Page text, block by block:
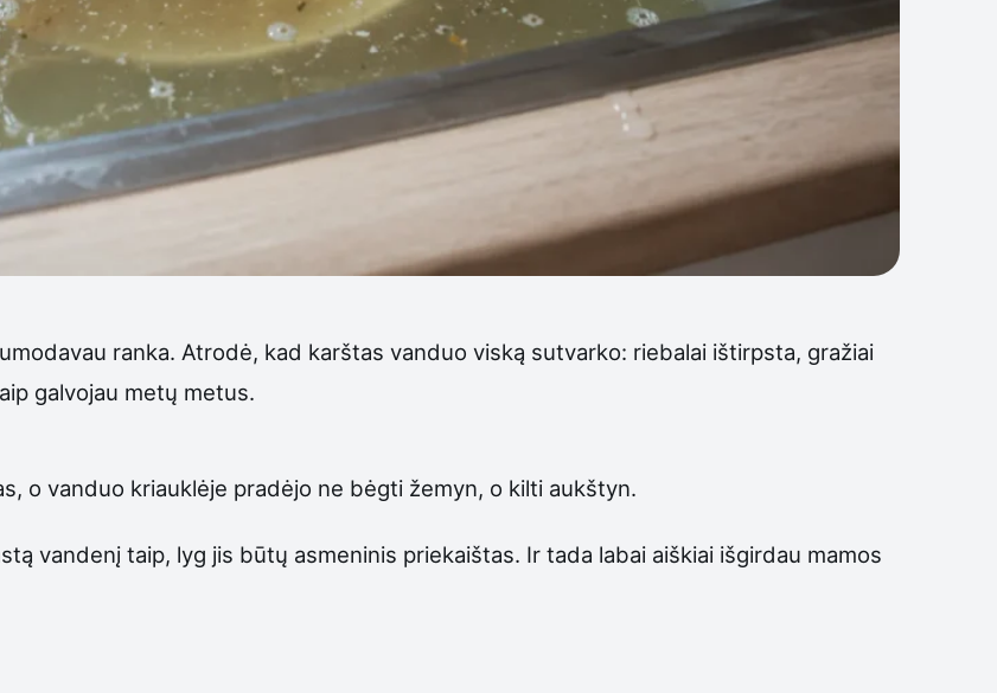
ranka. Atrodė, kad karštas vanduo viską sutvarko: riebalai ištirpsta, gražiai
galvojau metų metus.
o vanduo kriauklėje pradėjo ne bėgti žemyn, o kilti aukštyn.
vandenį taip, lyg jis būtų asmeninis priekaištas. Ir tada labai aiškiai išgirdau mamos